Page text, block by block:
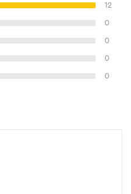
12
0
0
0
0